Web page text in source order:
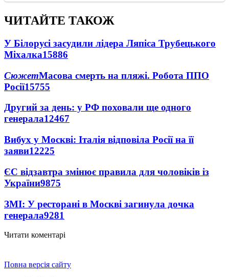
ЧИТАЙТЕ ТАКОЖ
У Білорусі засудили лідера Ляпіса Трубецького
Міхалка15886
СюжетМасова смерть на пляжі. Робота ППО
Росії15755
Другий за день: у РФ поховали ще одного
генерала12467
Вибух у Москві: Італія відповіла Росії на її
заяви12225
ЄС відзавтра змінює правила для чоловіків із
України9875
ЗМІ: У ресторані в Москві загинула дочка
генерала9281
Читати коментарі
Повна версія сайту